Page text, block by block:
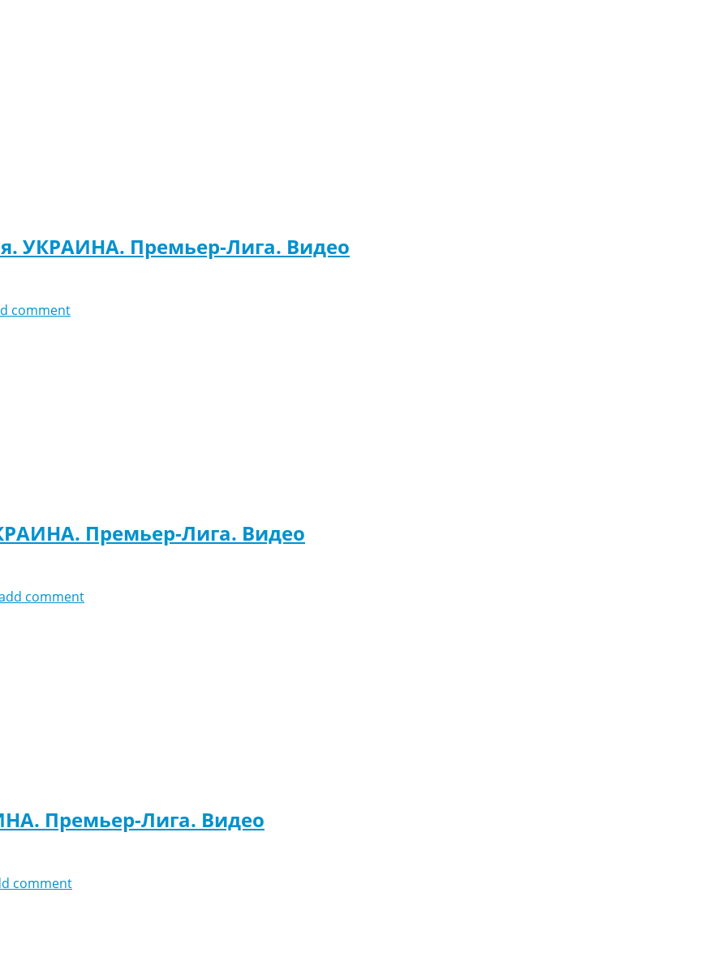
УКРАИНА. Премьер-Лига. Видео
comment
Премьер-Лига. Видео
comment
Премьер-Лига. Видео
comment